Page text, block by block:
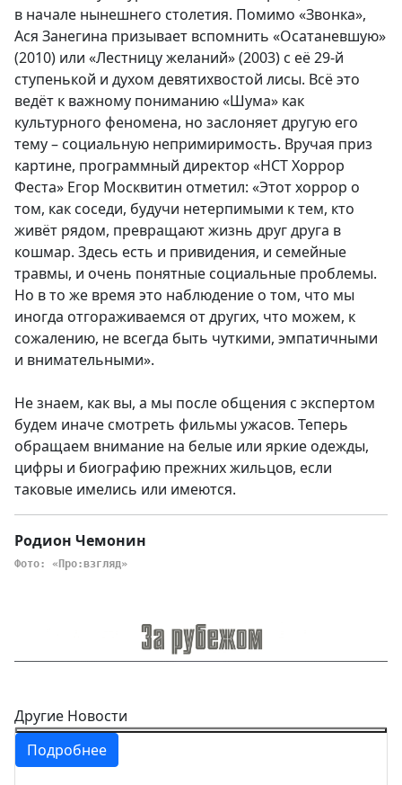
в начале нынешнего столетия. Помимо «Звонка»,
Ася Занегина призывает вспомнить «Осатаневшую»
(2010) или «Лестницу желаний» (2003) с её 29-й
ступенькой и духом девятихвостой лисы. Всё это
ведёт к важному пониманию «Шума» как
культурного феномена, но заслоняет другую его
тему – социальную непримиримость. Вручая приз
картине, программный директор «НСТ Хоррор
Феста» Егор Москвитин отметил: «Этот хоррор о
том, как соседи, будучи нетерпимыми к тем, кто
живёт рядом, превращают жизнь друг друга в
кошмар. Здесь есть и привидения, и семейные
травмы, и очень понятные социальные проблемы.
Но в то же время это наблюдение о том, что мы
иногда отгораживаемся от других, что можем, к
сожалению, не всегда быть чуткими, эмпатичными
и внимательными».
Не знаем, как вы, а мы после общения с экспертом
будем иначе смотреть фильмы ужасов. Теперь
обращаем внимание на белые или яркие одежды,
цифры и биографию прежних жильцов, если
таковые имелись или имеются.
Родион Чемонин
Фото: «Про:взгляд»
Другие Новости
Подробнее